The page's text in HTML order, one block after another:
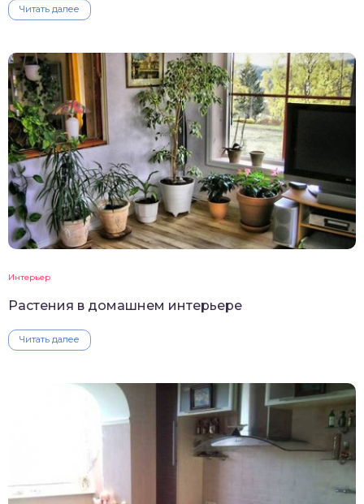
Читать далее
Интерьер
Растения в домашнем интерьере
Читать далее